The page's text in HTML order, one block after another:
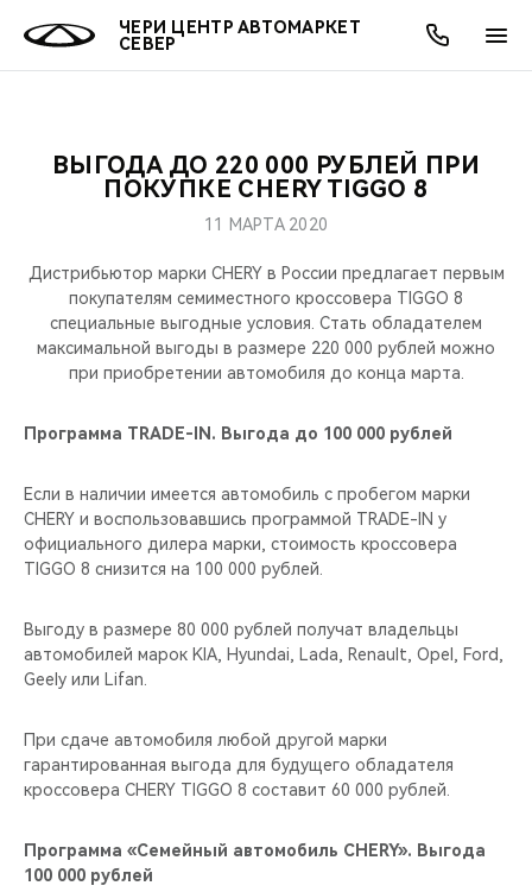
ЧЕРИ ЦЕНТР АВТОМАРКЕТ
СЕВЕР
МОДЕЛИ
КРОССОВЕРЫ
СЕДАНЫ
ПОКУПАТЕЛЯМ
КРЕДИТ И СТРАХОВАНИЕ
ВЛАДЕЛЬЦАМ
ЗАПЧАСТИ И АКСЕССУАРЫ
ПОДДЕРЖКА
МИР CHERY
О БРЕНДЕ
CHERY В СОЦСЕТЯХ
CHERY REMOTE
НАШИ МЕРОПРИЯТИЯ
CHERY ДЛЯ ДЕТЕЙ
АКЦИИ
ОНЛАЙН СЕРВИСЫ
КРЕДИТ
О КОМПАНИИ
МЫ В СОЦСЕТЯХ
ВЫГОДА ДО 220 000 РУБЛЕЙ ПРИ
ПОКУПКЕ CHERY TIGGO 8
11 МАРТА 2020
Дистрибьютор марки CHERY в России предлагает первым
покупателям семиместного кроссовера TIGGO 8
специальные выгодные условия. Стать обладателем
максимальной выгоды в размере 220 000 рублей можно
при приобретении автомобиля до конца марта.
Программа TRADE-IN. Выгода до 100 000 рублей
Если в наличии имеется автомобиль с пробегом марки
CHERY и воспользовавшись программой TRADE-IN у
официального дилера марки, стоимость кроссовера
TIGGO 8 снизится на 100 000 рублей.
Выгоду в размере 80 000 рублей получат владельцы
автомобилей марок KIA, Hyundai, Lada, Renault, Opel, Ford,
Geely или Lifan.
При сдаче автомобиля любой другой марки
гарантированная выгода для будущего обладателя
кроссовера CHERY TIGGO 8 составит 60 000 рублей.
Программа «Семейный автомобиль CHERY». Выгода
100 000 рублей